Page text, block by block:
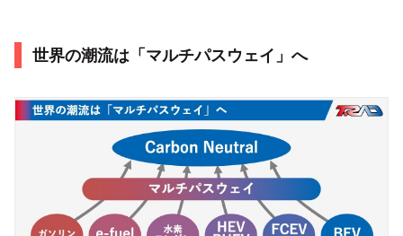
世界の潮流は「マルチパスウェイ」へ